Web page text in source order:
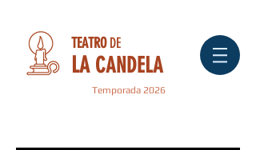
TEATRO DE
LA CANDELA
Temporada 2026